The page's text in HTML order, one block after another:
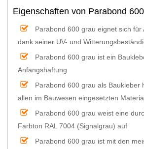
Eigenschaften von Parabond
Parabond 600 grau eignet sich
dank seiner UV- und
Parabond 600 grau ist ein
Anfangshaftung
Parabond 600 grau als Baukleber
allen im Bauwesen eingesetzten
Parabond 600 grau weist eine
Farbton RAL 7004 (Signalgrau) auf
Parabond 600 grau ist mit den